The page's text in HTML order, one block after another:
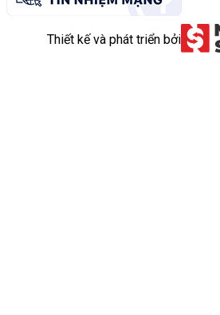
Thiết kế và phát triển bởi